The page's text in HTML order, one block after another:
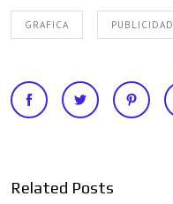
GRAFICA PUBLICIDAD
Related Posts